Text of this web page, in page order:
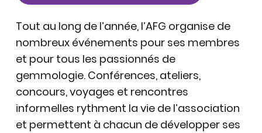
Tout au long de l’année, l’AFG organise de
nombreux événements pour ses membres
et pour tous les passionnés de
gemmologie. Conférences, ateliers,
concours, voyages et rencontres
informelles rythment la vie de l’association
et permettent à chacun de développer ses